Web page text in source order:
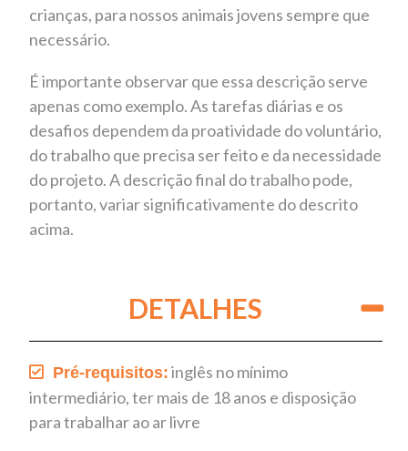
crianças, para nossos animais jovens sempre que
necessário.
É importante observar que essa descrição serve
apenas como exemplo. As tarefas diárias e os
desafios dependem da proatividade do voluntário,
do trabalho que precisa ser feito e da necessidade
do projeto. A descrição final do trabalho pode,
portanto, variar significativamente do descrito
acima.
DETALHES
Pré-requisitos: inglês no mínimo
intermediário, ter mais de 18 anos e disposição
para trabalhar ao ar livre